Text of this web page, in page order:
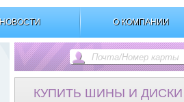
НОВОСТИ О КОМПАНИИ
КУПИТЬ ШИНЫ И ДИСКИ